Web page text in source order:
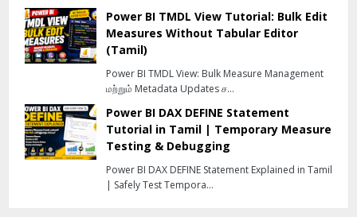
Power BI TMDL View Tutorial: Bulk Edit
Measures Without Tabular Editor
(Tamil)
Power BI TMDL View: Bulk Measure Management
மற்றும் Metadata Updates ச…
Power BI DAX DEFINE Statement
Tutorial in Tamil | Temporary Measure
Testing & Debugging
Power BI DAX DEFINE Statement Explained in Tamil
| Safely Test Tempora…